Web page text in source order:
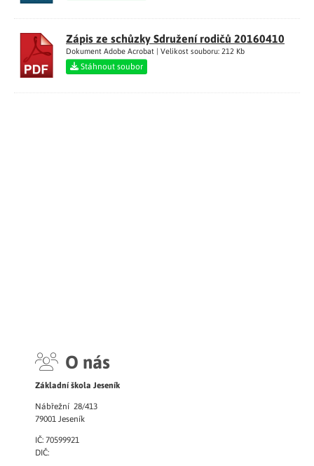
Zápis ze schůzky Sdružení rodičů 20160410
Dokument Adobe Acrobat | Velikost souboru: 212 Kb
Stáhnout soubor
O nás
Základní škola Jeseník
Nábřežní 28/413
79001 Jeseník
IČ: 70599921
DIČ: